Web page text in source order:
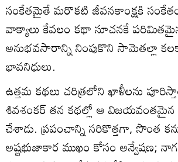
సంకేతమైతే మరొకటి జీవనకాంక్షకి
వాక్యాలు కేవలం కథా సూచనకే
అనుభవసారాన్ని నింపుకొని సామెతల్లా
భావనిధులు.
ఉత్తమ కథలు చరిత్రలోని ఖాళీలను
శివశంకర్‌ తన కథల్లో ఆ
చేశాడు. ప్రపంచాన్ని సరికొత్తగా, సొంత
అష్టభుజాకార ముఖం కోసం అన్వేషణ;